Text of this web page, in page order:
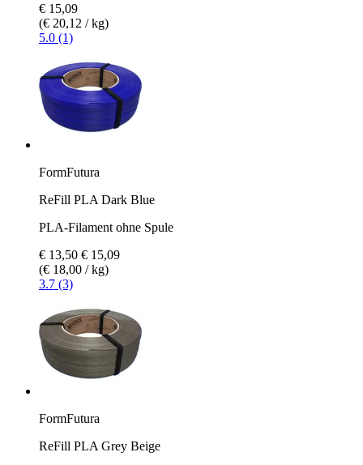
€ 15,09
(€ 20,12 / kg)
5.0 (1)
FormFutura
ReFill PLA Dark Blue
PLA-Filament ohne Spule
€ 13,50 € 15,09
(€ 18,00 / kg)
3.7 (3)
FormFutura
ReFill PLA Grey Beige